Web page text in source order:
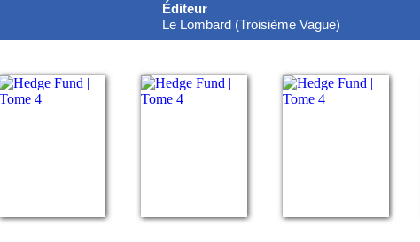
Éditeur
Le Lombard (Troisième Vague)